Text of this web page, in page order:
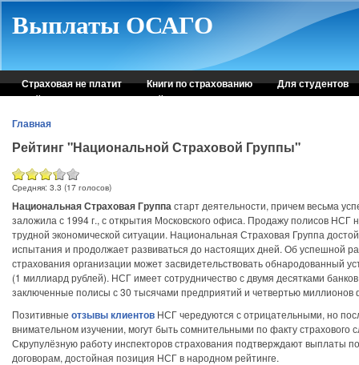
Выплаты ОСАГО
Страховая не платит Книги по страхованию
Для студентов
Рейтинг страховых компаний
Консультация автоюриста
Главная
Рейтинг "Национальной Страховой Группы"
Средняя: 3.3 (17 голосов)
Национальная Страховая Группастарт деятельности, причем весьма
заложила с 1994 г., с открытия Московского офиса. Продажу полисов НСГ
трудной экономической ситуации. Национальная Страховая Группа
испытания и продолжает развиваться до настоящих дней. Об успешной
страхования организации может засвидетельствовать обнародованный
(1 миллиард рублей). НСГ имеет сотрудничество с двумя десятками
заключенные полисы с 30 тысячами предприятий и четвертью миллионов
Позитивные отзывы клиентов НСГ чередуются с отрицательными, но
внимательном изучении, могут быть сомнительными по факту страхового
Скрупулёзную работу инспекторов страхования подтверждают выплаты
договорам, достойная позиция НСГ в народном рейтинге.